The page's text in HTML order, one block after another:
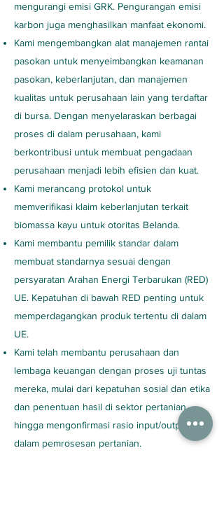
mengurangi emisi GRK. Pengurangan emisi
karbon juga menghasilkan manfaat ekonomi.
Kami mengembangkan alat manajemen rantai
pasokan untuk menyeimbangkan keamanan
pasokan, keberlanjutan, dan manajemen
kualitas untuk perusahaan lain yang terdaftar
di bursa. Dengan menyelaraskan berbagai
proses di dalam perusahaan, kami
berkontribusi untuk membuat pengadaan
perusahaan menjadi lebih efisien dan kuat.
Kami merancang protokol untuk
memverifikasi klaim keberlanjutan terkait
biomassa kayu untuk otoritas Belanda.
Kami membantu pemilik standar dalam
membuat standarnya sesuai dengan
persyaratan Arahan Energi Terbarukan (RED)
UE. Kepatuhan di bawah RED penting untuk
memperdagangkan produk tertentu di dalam
UE.
Kami telah membantu perusahaan dan
lembaga keuangan dengan proses uji tuntas
mereka, mulai dari kepatuhan sosial dan etika
dan penentuan hasil di sektor pertanian
hingga mengonfirmasi rasio input/output
dalam pemrosesan pertanian.